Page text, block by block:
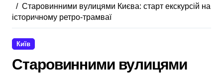
Старовинними вулицями Києва: старт екскурсій на
історичному ретро-трамваї
Київ
Старовинними вулицями